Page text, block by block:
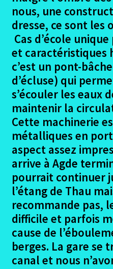
nous, une
dresse, ce sont les
Cas d’école
et caractéristiques
c’est un pont-
d’écluse) qui
s’écouler les eaux
maintenir la
Cette machinerie
métalliques en
aspect assez
arrive à Agde
pourrait continuer
l’étang de Thau
recommande pas,
difficile et parfois
cause de
berges. La gare se
canal et nous